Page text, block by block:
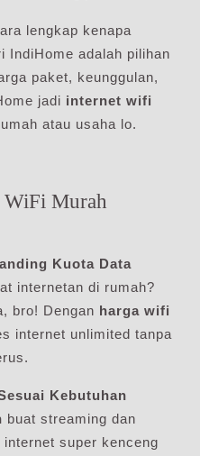
lengkap kenapa
IndiHome adalah pilihan
paket, keunggulan,
jadi internet wifi
atau usaha lo.
WiFi Murah
Kuota Data
internetan di rumah?
bro! Dengan harga wifi
internet unlimited tanpa
Kebutuhan
buat streaming dan
super kenceng